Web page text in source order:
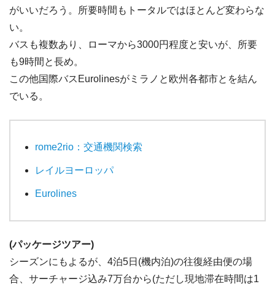
がいいだろう。所要時間もトータルではほとんど変わらな
い。
バスも複数あり、ローマから3000円程度と安いが、所要
も9時間と長め。
この他国際バスEurolinesがミラノと欧州各都市とを結ん
でいる。
rome2rio：交通機関検索
レイルヨーロッパ
Eurolines
(パッケージツアー)
シーズンにもよるが、4泊5日(機内泊)の往復経由便の場
合、サーチャージ込み7万台から(ただし現地滞在時間は1